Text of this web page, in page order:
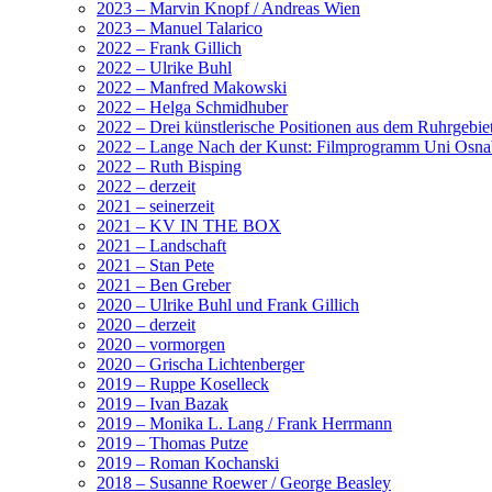
2023 – Marvin Knopf / Andreas Wien
2023 – Manuel Talarico
2022 – Frank Gillich
2022 – Ulrike Buhl
2022 – Manfred Makowski
2022 – Helga Schmidhuber
2022 – Drei künstlerische Positionen aus dem
2022 – Lange Nach der Kunst: Filmprogramm Uni
2022 – Ruth Bisping
2022 – derzeit
2021 – seinerzeit
2021 – KV IN THE BOX
2021 – Landschaft
2021 – Stan Pete
2021 – Ben Greber
2020 – Ulrike Buhl und Frank Gillich
2020 – derzeit
2020 – vormorgen
2020 – Grischa Lichtenberger
2019 – Ruppe Koselleck
2019 – Ivan Bazak
2019 – Monika L. Lang / Frank Herrmann
2019 – Thomas Putze
2019 – Roman Kochanski
2018 – Susanne Roewer / George Beasley